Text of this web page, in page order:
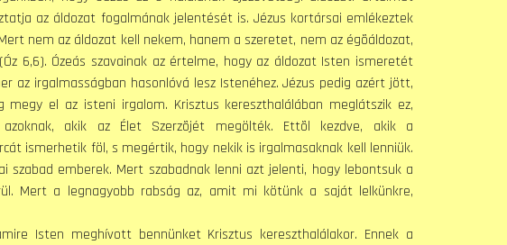
az áldozat fogalmának jelentését is. Jézus kortársai emlékeztek
nem az áldozat kell nekem, hanem a szeretet, nem az égõáldozat,
6,6). Ózeás szavainak az értelme, hogy az áldozat Isten ismeretét
az irgalmasságban hasonlóvá lesz Istenéhez. Jézus pedig azért jött,
megy el az isteni irgalom. Krisztus kereszthalálában meglátszik ez,
akik az Élet Szerzõjét megölték. Ettõl kezdve, akik a
ismerhetik föl, s megértik, hogy nekik is irgalmasaknak kell lenniük.
szabad emberek. Mert szabadnak lenni azt jelenti, hogy lebontsuk a
Mert a legnagyobb rabság az, amit mi kötünk a saját lelkünkre,
Isten meghívott bennünket Krisztus kereszthalálakor. Ennek a